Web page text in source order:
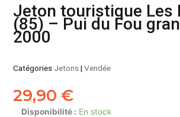
Jeton touristique Les
(85) – Pui du Fou
2000
Catégories Jetons|Vendée
29,90€
Disponibilité : En stock
quantité